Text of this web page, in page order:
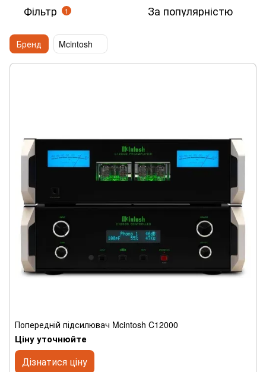
Фільтр 1 За популярністю
Бренд Mcintosh
Попередній підсилювач Mcintosh C12000
Ціну уточнюйте
Дізнатися ціну